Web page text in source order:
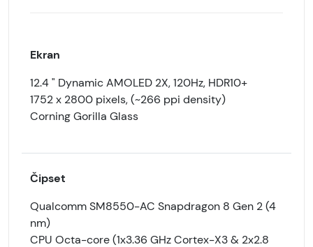
Ekran
12.4 " Dynamic AMOLED 2X, 120Hz, HDR10+
1752 x 2800 pixels, (~266 ppi density)
Corning Gorilla Glass
Čipset
Qualcomm SM8550-AC Snapdragon 8 Gen 2 (4
nm)
CPU Octa-core (1x3.36 GHz Cortex-X3 & 2x2.8